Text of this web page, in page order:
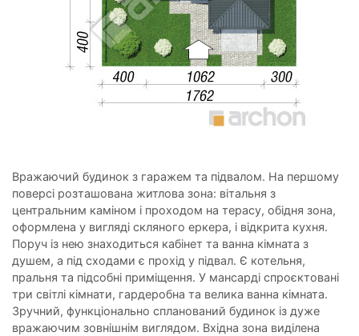
Вражаючий будинок з гаражем та підвалом. На першому
поверсі розташована житлова зона: вітальня з
центральним каміном і проходом на терасу, обідня зона,
оформлена у вигляді скляного еркера, і відкрита кухня.
Поруч із нею знаходиться кабінет та ванна кімната з
душем, а під сходами є прохід у підвал. Є котельня,
пральня та підсобні приміщення. У мансарді спроєктовані
три світлі кімнати, гардеробна та велика ванна кімната.
Зручний, функціонально спланований будинок із дуже
вражаючим зовнішнім виглядом. Вхідна зона виділена